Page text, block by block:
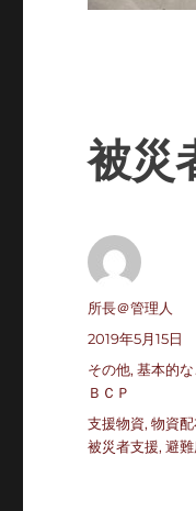
被災
投
稿
所長＠管理人
投
稿
2019年5月15日
カ
テ
ゴ
リ
その他,基本的な
ＢＣＰ
タ
グ
支援物資,物資
被災者支援,避